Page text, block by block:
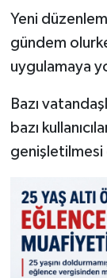
Yeni
gündem
uygulamaya
Bazı
bazı